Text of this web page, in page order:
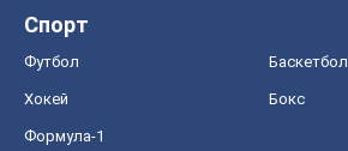
Спорт
Футбол Баскетбол
Хокей Бокс
Формула-1